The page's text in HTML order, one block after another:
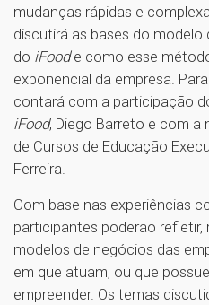
mudanças rápidas e
discutirá as bases do modelo
do iFoode como esse
exponencial da empresa.
contará com a participação
iFood, Diego Barreto e com
de Cursos de Educação
Ferreira.
Com base nas experiências
participantes poderão refletir,
modelos de negócios das
em que atuam, ou que
empreender. Os temas